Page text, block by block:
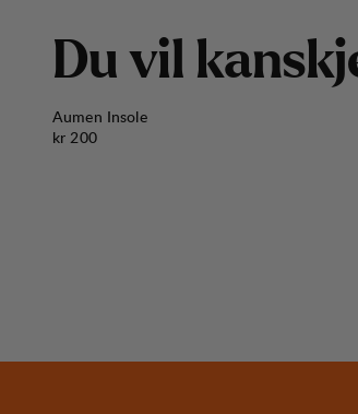
Du vil kanskj
Aumen Insole
Pris:
kr 200